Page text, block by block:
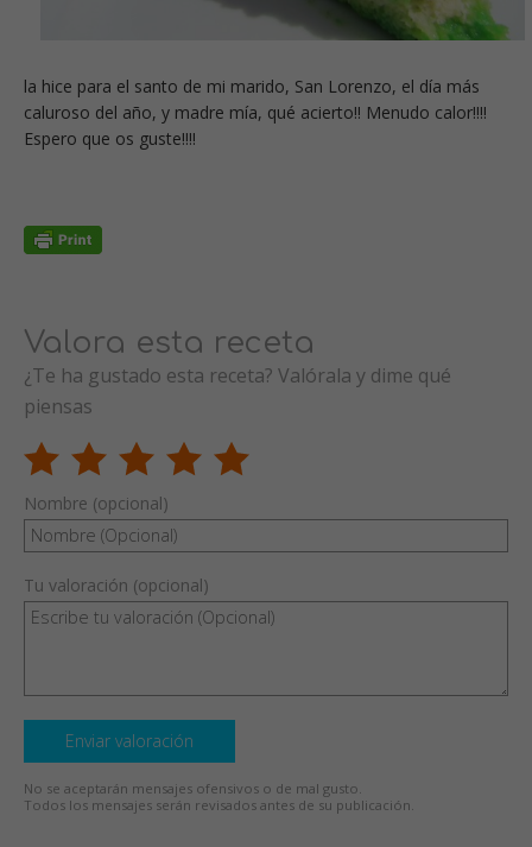
la hice para el santo de mi marido, San Lorenzo, el día más
caluroso del año, y madre mía, qué acierto!! Menudo calor!!!!
Espero que os guste!!!!
Valora esta receta
¿Te ha gustado esta receta? Valórala y dime qué
piensas
Nombre (opcional)
Tu valoración (opcional)
Enviar valoración
No se aceptarán mensajes ofensivos o de mal gusto.
Todos los mensajes serán revisados antes de su publicación.